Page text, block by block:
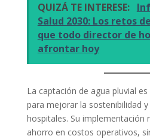
QUIZÁ TE INTERESE:
Salud 2030: Los retos
que todo director de
afrontar hoy
La captación de agua pluvial
para mejorar la sostenibilidad
hospitales. Su implementación
ahorro en costos operativos,